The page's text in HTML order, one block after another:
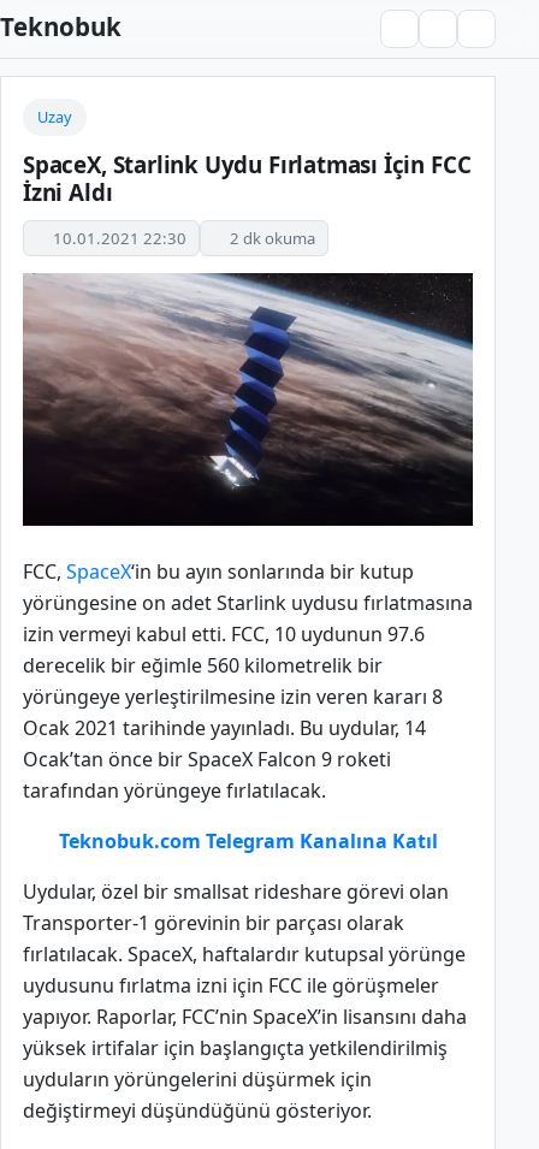
Teknobuk
Uzay
SpaceX, Starlink Uydu Fırlatması İçin FCC
İzni Aldı
10.01.2021 22:30 2 dk okuma
FCC, SpaceX‘in bu ayın sonlarında bir kutup
yörüngesine on adet Starlink uydusu fırlatmasına
izin vermeyi kabul etti. FCC, 10 uydunun 97.6
derecelik bir eğimle 560 kilometrelik bir
yörüngeye yerleştirilmesine izin veren kararı 8
Ocak 2021 tarihinde yayınladı. Bu uydular, 14
Ocak’tan önce bir SpaceX Falcon 9 roketi
tarafından yörüngeye fırlatılacak.
Teknobuk.com Telegram Kanalına Katıl
Uydular, özel bir smallsat rideshare görevi olan
Transporter-1 görevinin bir parçası olarak
fırlatılacak. SpaceX, haftalardır kutupsal yörünge
uydusunu fırlatma izni için FCC ile görüşmeler
yapıyor. Raporlar, FCC’nin SpaceX’in lisansını daha
yüksek irtifalar için başlangıçta yetkilendirilmiş
uyduların yörüngelerini düşürmek için
değiştirmeyi düşündüğünü gösteriyor.